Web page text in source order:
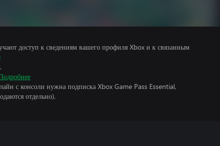
доступ к сведениям вашего профиля Xbox и к связанным
с консоли нужна подписка Xbox Game Pass Essential,
отдельно).